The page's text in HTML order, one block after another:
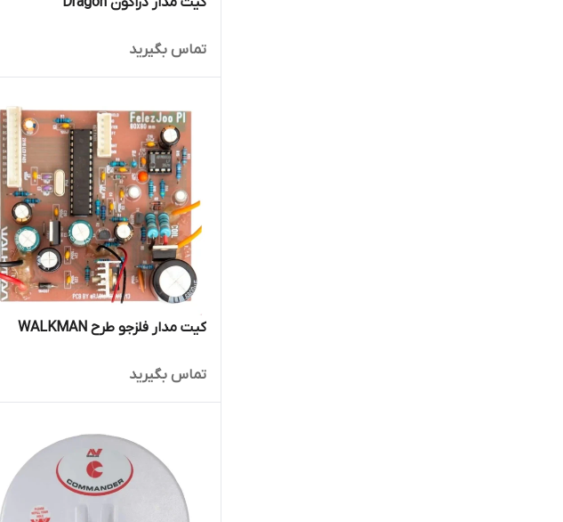
تماس بگیرید
کیت مدار فلزجو طرح WALKMAN
تماس بگیرید